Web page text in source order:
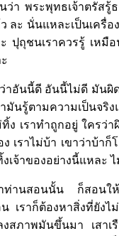
ว่า พระพุทธเจ้าตรัส
ละ นั่นแหละเป็นเครื่อ
ปุถุชนเราควรรู้ เหมื
าอันนี้ดี อันนี้ไม่ดี มันผิ
นรู้ตามความเป็นจริง
ง เราทำถูกอยู่ ใครว่
เราไม่บ้า เขาว่าบ้าก็
เจ้าของอย่างนี้แหละ
ท่านสอนนั้น ก็สอนใ
น เราก็ต้องหาสิ่งที่ยัง
งสภาพมันขึ้นมา เสา